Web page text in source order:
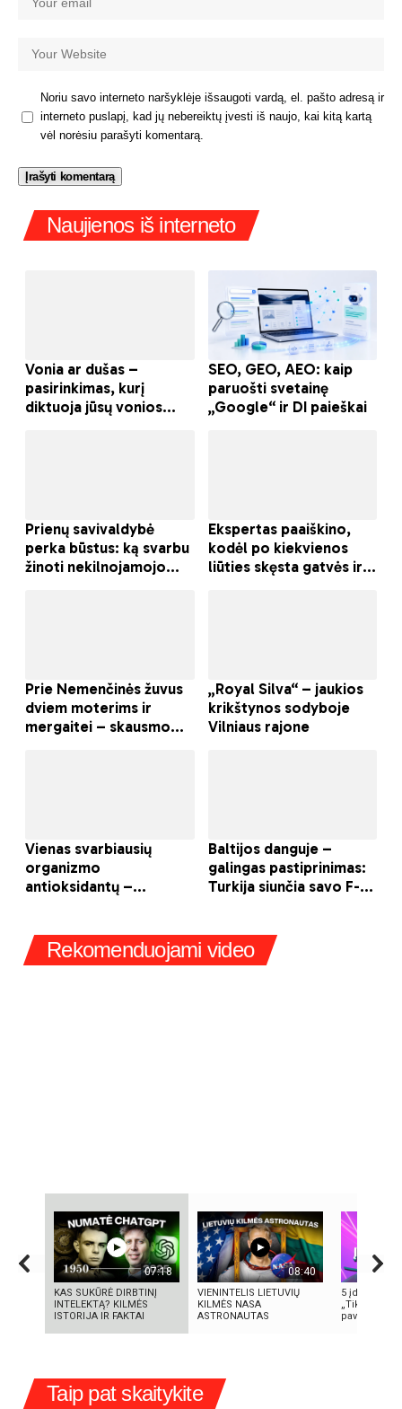
Noriu savo interneto naršyklėje išsaugoti vardą, el. pašto adresą ir
interneto puslapį, kad jų nebereiktų įvesti iš naujo, kai kitą kartą
vėl norėsiu parašyti komentarą.
Naujienos iš interneto
Rekomenduojami video
07:18
KAS SUKŪRĖ DIRBTINĮ
INTELEKTĄ? KILMĖS
ISTORIJA IR FAKTAI
08:40
VIENINTELIS LIETUVIŲ
KILMĖS NASA
ASTRONAUTAS
5 įdomūs
„TikTok“: ką
Taip pat skaitykite